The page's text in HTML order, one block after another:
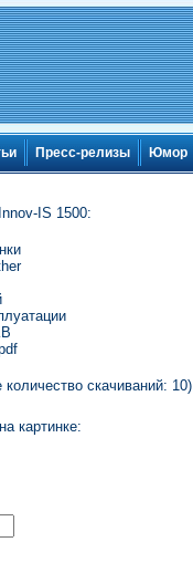
Пресс-релизы Юмор
IS 1500:
скачиваний: 10)
картинке: